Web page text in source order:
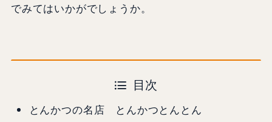
でみてはいかがでしょうか。
目次
とんかつの名店 とんかつとんとん